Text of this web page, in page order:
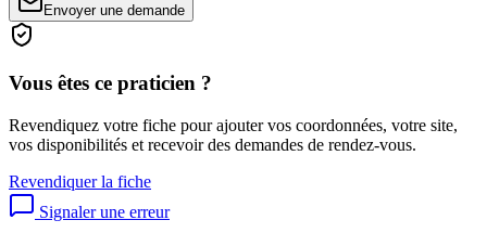
Envoyer une demande
Vous êtes ce praticien ?
Revendiquez votre fiche pour ajouter vos coordonnées, votre site,
vos disponibilités et recevoir des demandes de rendez-vous.
Revendiquer la fiche
Signaler une erreur